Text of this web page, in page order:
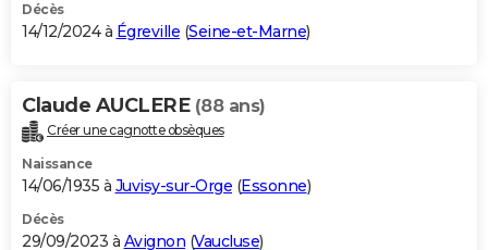
Décès
14/12/2024 à Égreville (Seine-et-Marne)
Claude AUCLERE (88 ans)
Créer une cagnotte obsèques
Naissance
14/06/1935 à Juvisy-sur-Orge (Essonne)
Décès
29/09/2023 à Avignon (Vaucluse)